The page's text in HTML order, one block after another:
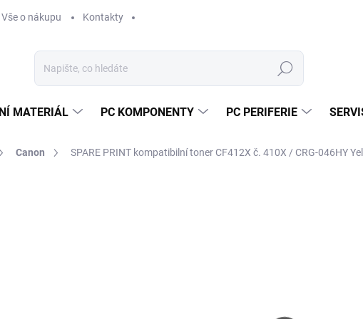
Vše o nákupu Kontakty
Hledat
MATERIÁL PC KOMPONENTY PC PERIFERIE
Canon SPARE PRINT kompatibilní toner CF412X č. 410X / CRG-046HY